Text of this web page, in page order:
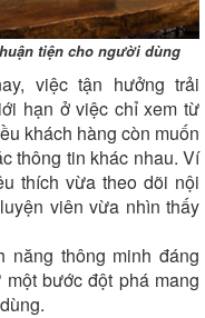
tiện cho người dùng
việc tận hưởng trải
hạn ở việc chỉ xem từ
khách hàng còn muốn
thông tin khác nhau. Ví
thích vừa theo dõi nội
viên vừa nhìn thấy
năng thông minh đáng
bước đột phá mang